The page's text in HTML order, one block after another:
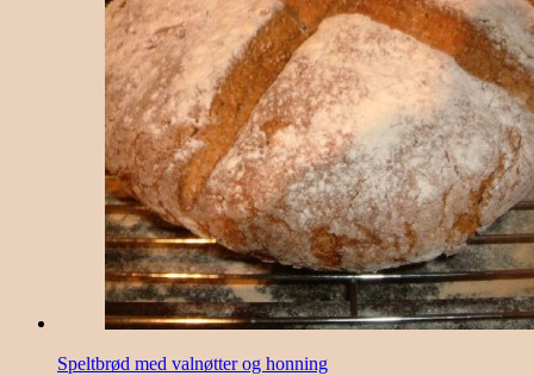
Speltbrød med valnøtter og honning